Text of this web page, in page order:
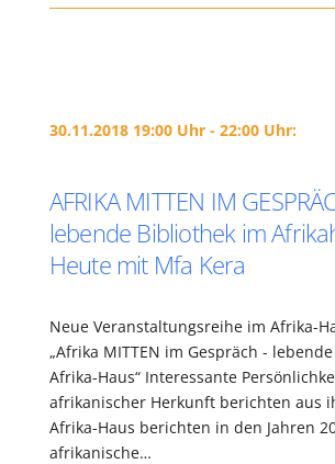
30.11.2018 19:00 Uhr - 22:00 Uhr:
AFRIKA MITTEN IM
lebende Bibliothek im
Heute mit Mfa Kera
Neue Veranstaltungsreihe im Afrika-
„Afrika MITTEN im Gespräch -
Afrika-Haus“ Interessante
afrikanischer Herkunft berichten aus
Afrika-Haus berichten in den Jahren
afrikanische…